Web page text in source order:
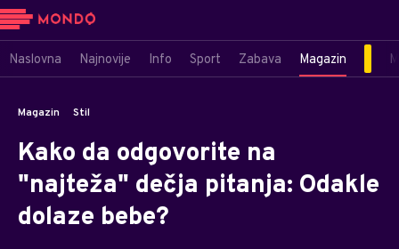
Naslovna Najnovije Info Sport Zabava Magazin
Magazin Stil
Kako da odgovorite na
"najteža" dečja pitanja: Odakle
dolaze bebe?